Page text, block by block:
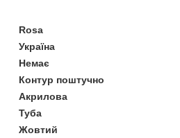
Rosa
Україна
Немає
Контур поштучно
Акрилова
Туба
Жовтий